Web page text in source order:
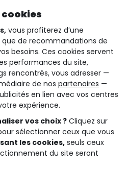
et d'utilisation
sociaux
cookies
vous profiterez d’une
de recommandations de
besoins. Ces cookies servent
performances du site,
rencontrés, vous adresser —
de nos partenaires —
en lien avec vos centres
expérience.
vos choix ? Cliquez sur
sélectionner ceux que vous
les cookies,seuls ceux
du site seront